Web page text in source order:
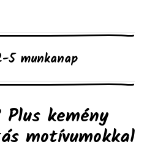
munkanap
kemény
motívumokkal